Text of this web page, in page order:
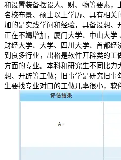
和设置装备摆设人、财、物等要素
名校布景、硕士以上学历、具有相
加的是实践学问和经验，具备设想
正在不竭增加，厦门大学、中山大
财经大学、大学、四川大学、首都
到良多行业，出格是软件开辟类的
方面的专业。本科和研究生不同比
想、开辟等工做；旧事学是研究旧
生要找专业对口的工做几率很小，